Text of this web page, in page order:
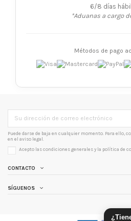
6/8 días
*Aduanas a cargo
Métodos de pago
Puede darse de baja en cualquier momento. Para
en el aviso legal.
Acepto las condiciones generales y la política de
CONTACTO
SÍGUENOS